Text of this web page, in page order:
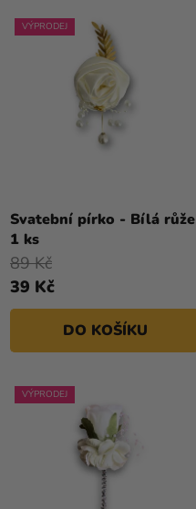
Svátky
Kreativní
potřeby
Personalizované
Výprodej
Naše
Tipy
Ů
DVÝPRODEJ
Svatební pírko - Bílá růže
1 ks
39 Kč
89 Kč
DO KOŠÍKU
VÝPRODEJ